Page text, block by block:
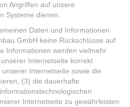
Angriffen auf unsere
Systeme dienen.
Daten und Informationen
GmbH keine Rückschlüsse auf
Informationen werden vielmehr
Internetseite korrekt
Internetseite sowie die
(3) die dauerhafte
Internetseite zu gewährleisten